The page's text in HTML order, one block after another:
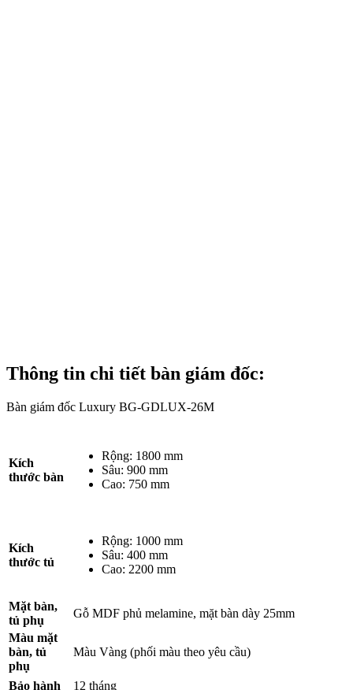
Thông tin chi tiết bàn giám đốc:
Bàn giám đốc Luxury BG-GDLUX-26M
Kích
thước bàn
Rộng: 1800 mm
Sâu: 900 mm
Cao: 750 mm
Kích
thước tủ
Rộng: 1000 mm
Sâu: 400 mm
Cao: 2200 mm
Mặt bàn,
tủ phụ
Gỗ MDF phủ melamine, mặt bàn dày 25mm
Màu mặt
bàn, tủ
phụ
Màu Vàng (phối màu theo yêu cầu)
Bảo hành 12 tháng